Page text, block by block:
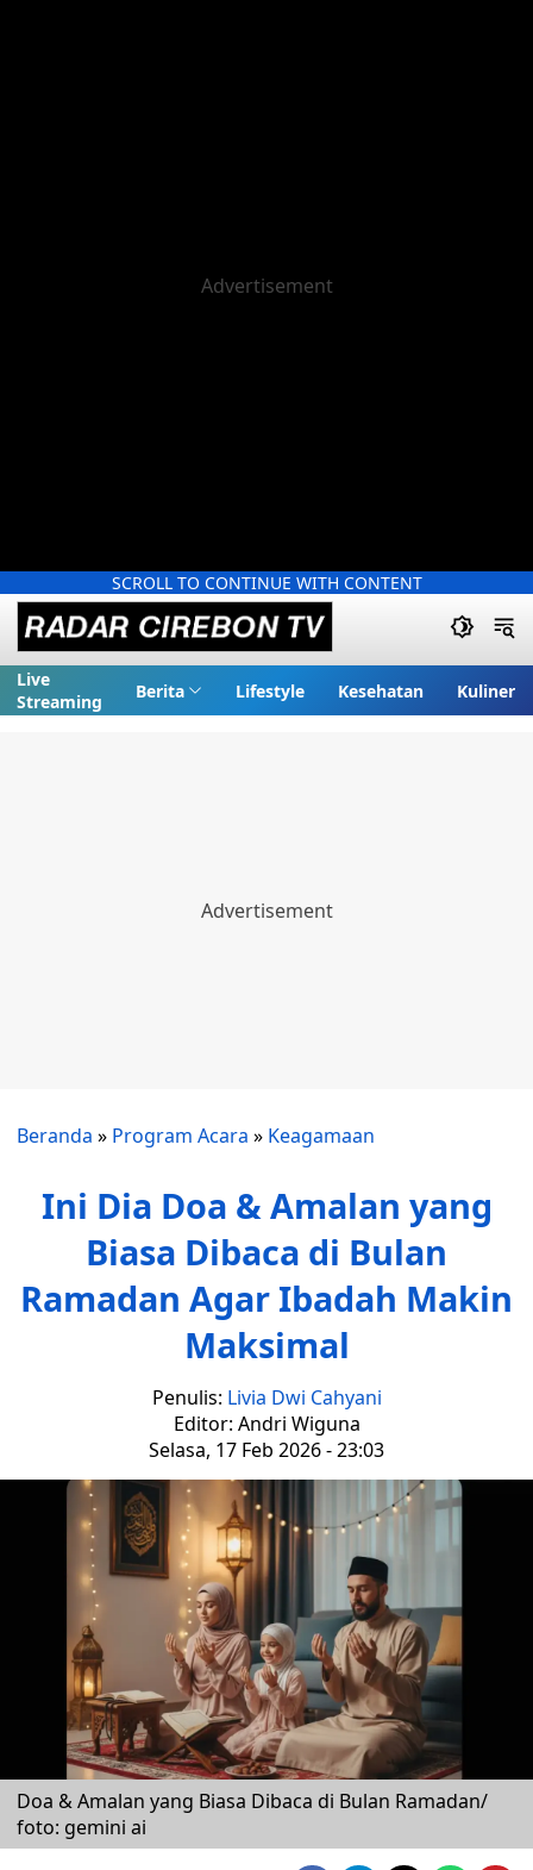
SCROLL TO CONTINUE WITH CONTENT
Live
Streaming
Berita Lifestyle Kesehatan Kuliner
Beranda » Program Acara » Keagamaan
Ini Dia Doa & Amalan yang
Biasa Dibaca di Bulan
Ramadan Agar Ibadah Makin
Maksimal
Penulis: Livia Dwi Cahyani
Editor: Andri Wiguna
Selasa, 17 Feb 2026 - 23:03
Doa & Amalan yang Biasa Dibaca di Bulan Ramadan/
foto: gemini ai